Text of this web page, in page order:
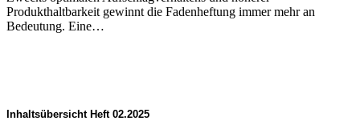
Produkthaltbarkeit gewinnt die Fadenheftung immer mehr an
Bedeutung. Eine…
Inhaltsübersicht Heft 02.2025